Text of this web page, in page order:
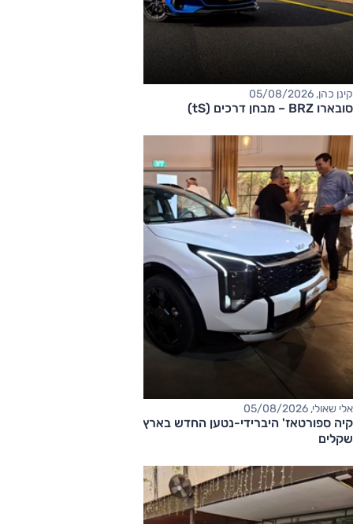
קינן כהן, 05/08/2026
סובארו BRZ – מבחן דרכים (tS)
אלי שאולי, 05/08/2026
שקלים